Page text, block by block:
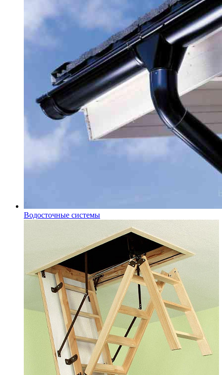
Водосточные системы